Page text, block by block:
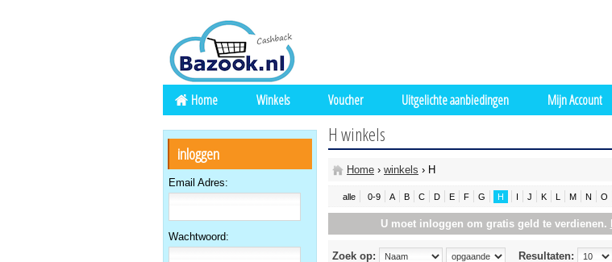
Home Winkels Voucher Uitgelichte aanbiedingen Mijn Account
inloggen
Email Adres:
Wachtwoord:
H winkels
Home › winkels › H
alle 0-9 A B C D E F G H I J K L M N O
U moet inloggen om gratis geld te verdienen.
Zoek op: Resultaten: